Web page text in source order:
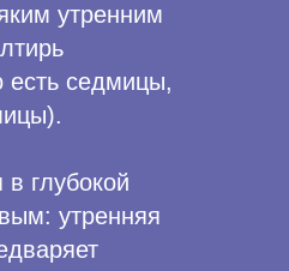
утренним
есть седмицы,
глубокой
утренняя